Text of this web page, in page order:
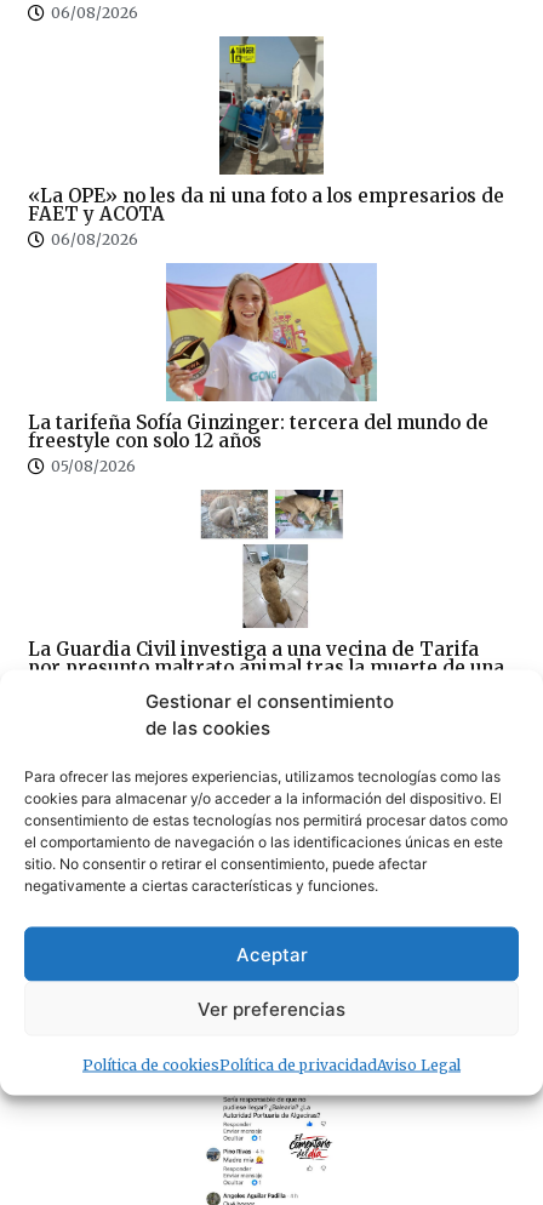
Gestionar el consentimiento
de las cookies
Para ofrecer las mejores experiencias, utilizamos tecnologías como las
cookies para almacenar y/o acceder a la información del dispositivo. El
consentimiento de estas tecnologías nos permitirá procesar datos como
el comportamiento de navegación o las identificaciones únicas en este
sitio. No consentir o retirar el consentimiento, puede afectar
negativamente a ciertas características y funciones.
Aceptar
Ver preferencias
Política de cookiesPolítica de privacidadAviso Legal
06/08/2026
«La OPE» no les da ni una foto a los empresarios de
FAET y ACOTA
06/08/2026
La tarifeña Sofía Ginzinger: tercera del mundo de
freestyle con solo 12 años
05/08/2026
La Guardia Civil investiga a una vecina de Tarifa
por presunto maltrato animal tras la muerte de una
· Lo + Leído
La Guardia Civil investiga a una vecina de Tarifa
por presunto maltrato animal tras la muerte de una